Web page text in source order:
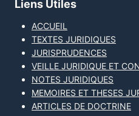
Liens Utiles
ACCUEIL
TEXTES JURIDIQUES
JURISPRUDENCES
VEILLE JURIDIQUE ET
NOTES JURIDIQUES
MEMOIRES ET THESES
ARTICLES DE DOCTRINE